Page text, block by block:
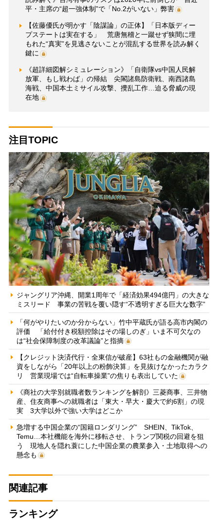
平・主席の“超一強体制”で「No.2がいない」弊害
【佐藤優氏が明かす「陰謀論」の正体】「日本版ディー
プステートは実在する」 荒唐無稽と一蹴せず狭間に埋
もれた“真実”を見逃さないことが混乱する世界を読み解く
鍵に
《超詳細図解シミュレーション》「自衛隊vs中国人民解
放軍、もし戦わば」の帰結 尖閣諸島防衛戦、南西諸島
海戦、中国本土ミサイル攻撃、攪乱工作…迫る脅威の現
在地
注目TOPIC
ジャングリア沖縄、開業1周年で「経済効果494億円」の大きな
ミスリード 事業の苦戦を覆い隠す“不透明すぎる巨大な数字”
「何がやりたいのか分からない」竹中平蔵氏が語る高市内閣の
評価 「給付付き税額控除はその場しのぎ」いま不可欠なの
は“社会保障制度の改革議論”と指摘
【クレジット決済代行・全東信が破産】63社もの金融機関が融
資をしながら「20年以上の粉飾決算」を見抜けなかったカラク
リ 営業現場では“自転車操業”の焦りも表出していた
《商社の大学別就職者数ランキングを解剖》三菱商事、三井物
産、住友商事への就職者は「東大・早大・慶大で約6割」の現
実 3大学以外で強い大学はどこか
急増する中国企業の“国籍ロンダリング” SHEIN、TikTok、
Temu…本社機能を海外に移転させ、トランプ関税の回避を狙
う 現地人を隠れ蓑にした中国企業の農業参入・土地取得への
懸念も
関連記事
ランキング